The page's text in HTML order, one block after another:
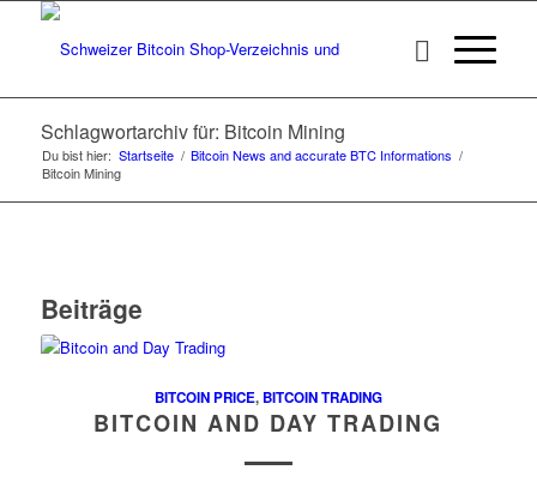
Schlagwortarchiv für: Bitcoin Mining
Du bist hier: Startseite / Bitcoin News and accurate BTC Informations /
Bitcoin Mining
Beiträge
BITCOIN PRICE, BITCOIN TRADING
BITCOIN AND DAY TRADING